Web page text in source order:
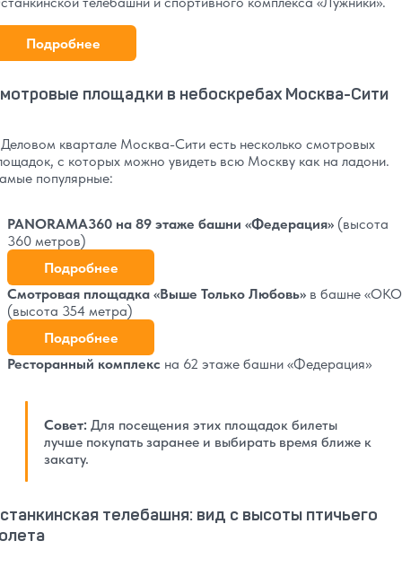
Подробнее
площадки в небоскребах Москва-Сити
квартале Москва-Сити есть несколько смотровых
с которых можно увидеть всю Москву как на ладони.
популярные:
PANORAMA360 на 89 этаже башни «Федерация» (высота
360 метров)
Подробнее
Смотровая площадка «Выше Только Любовь» в башне
(высота 354 метра)
Подробнее
Ресторанный комплекс на 62 этаже башни «Федерация»
Совет: Для посещения этих площадок билеты
лучше покупать заранее и выбирать время ближе к
закату.
телебашня: вид с высоты птичьего